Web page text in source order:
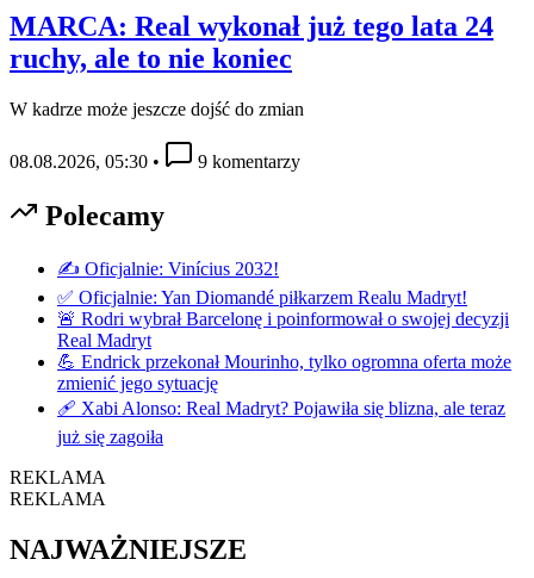
MARCA: Real wykonał już tego lata 24
ruchy, ale to nie koniec
W kadrze może jeszcze dojść do zmian
08.08.2026, 05:30 • 9 komentarzy
Polecamy
✍️ Oficjalnie: Vinícius 2032!
✅ Oficjalnie: Yan Diomandé piłkarzem Realu Madryt!
🚨 Rodri wybrał Barcelonę i poinformował o swojej decyzji
Real Madryt
💪 Endrick przekonał Mourinho, tylko ogromna oferta może
zmienić jego sytuację
🩹 Xabi Alonso: Real Madryt? Pojawiła się blizna, ale teraz
już się zagoiła
REKLAMA
REKLAMA
NAJWAŻNIEJSZE